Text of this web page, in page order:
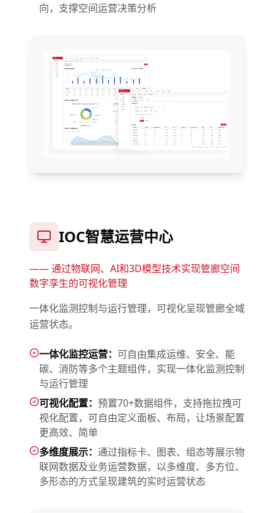
向，支撑空间运营决策分析
IOC智慧运营中心
——通过物联网、AI和3D模型技术实现管廊空间
数字孪生的可视化管理
一体化监测控制与运行管理，可视化呈现管廊全域
运营状态。
一体化监控运营： 可自由集成运维、安全、能
碳、消防等多个主题组件，实现一体化监测控制
与运行管理
可视化配置： 预置70+数据组件，支持拖拉拽可
视化配置，可自由定义面板、布局，让场景配置
更高效、简单
多维度展示： 通过指标卡、图表、组态等展示物
联网数据及业务运营数据，以多维度、多方位、
多形态的方式呈现建筑的实时运营状态